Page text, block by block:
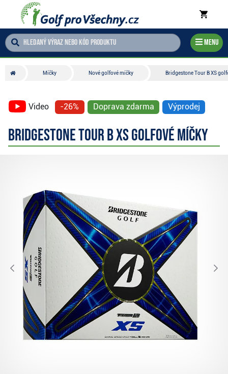
Menu
Míčky Nové golfové míčky Bridgestone Tour B XS
Video -26% Doprava zdarma Výprodej
Bridgestone Tour B XS golfové míčky